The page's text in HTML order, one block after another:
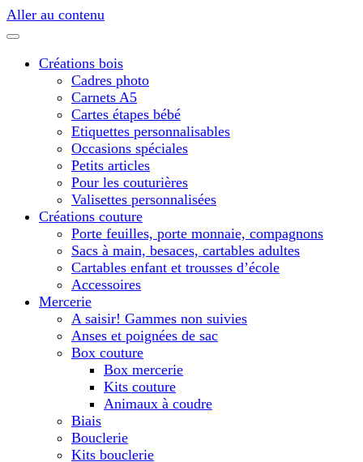
Aller au contenu
Créations bois
Cadres photo
Carnets A5
Cartes étapes bébé
Etiquettes personnalisables
Occasions spéciales
Petits articles
Pour les couturières
Valisettes personnalisées
Créations couture
Porte feuilles, porte monnaie, compagnons
Sacs à main, besaces, cartables adultes
Cartables enfant et trousses d’école
Accessoires
Mercerie
A saisir! Gammes non suivies
Anses et poignées de sac
Box couture
Box mercerie
Kits couture
Animaux à coudre
Biais
Bouclerie
Kits bouclerie